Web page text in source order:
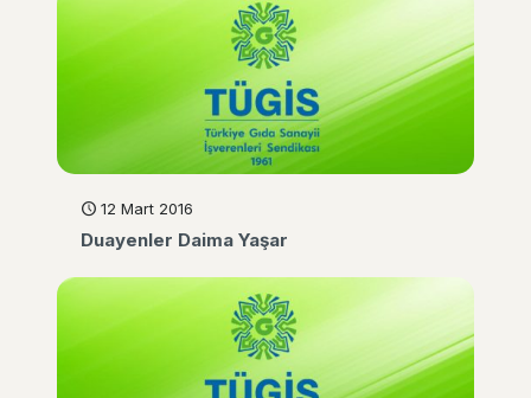
12 Mart 2016
Duayenler Daima Yaşar